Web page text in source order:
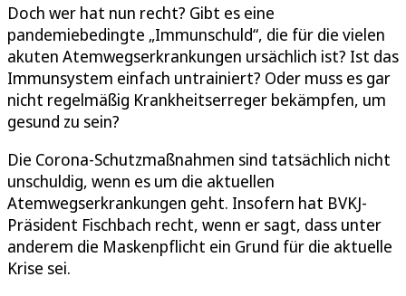
Doch wer hat nun recht? Gibt es eine
pandemiebedingte „Immunschuld“, die für die vielen
akuten Atemwegserkrankungen ursächlich ist? Ist das
Immunsystem einfach untrainiert? Oder muss es gar
nicht regelmäßig Krankheitserreger bekämpfen, um
gesund zu sein?
Die Corona-Schutzmaßnahmen sind tatsächlich nicht
unschuldig, wenn es um die aktuellen
Atemwegserkrankungen geht. Insofern hat BVKJ-
Präsident Fischbach recht, wenn er sagt, dass unter
anderem die Maskenpflicht ein Grund für die aktuelle
Krise sei.